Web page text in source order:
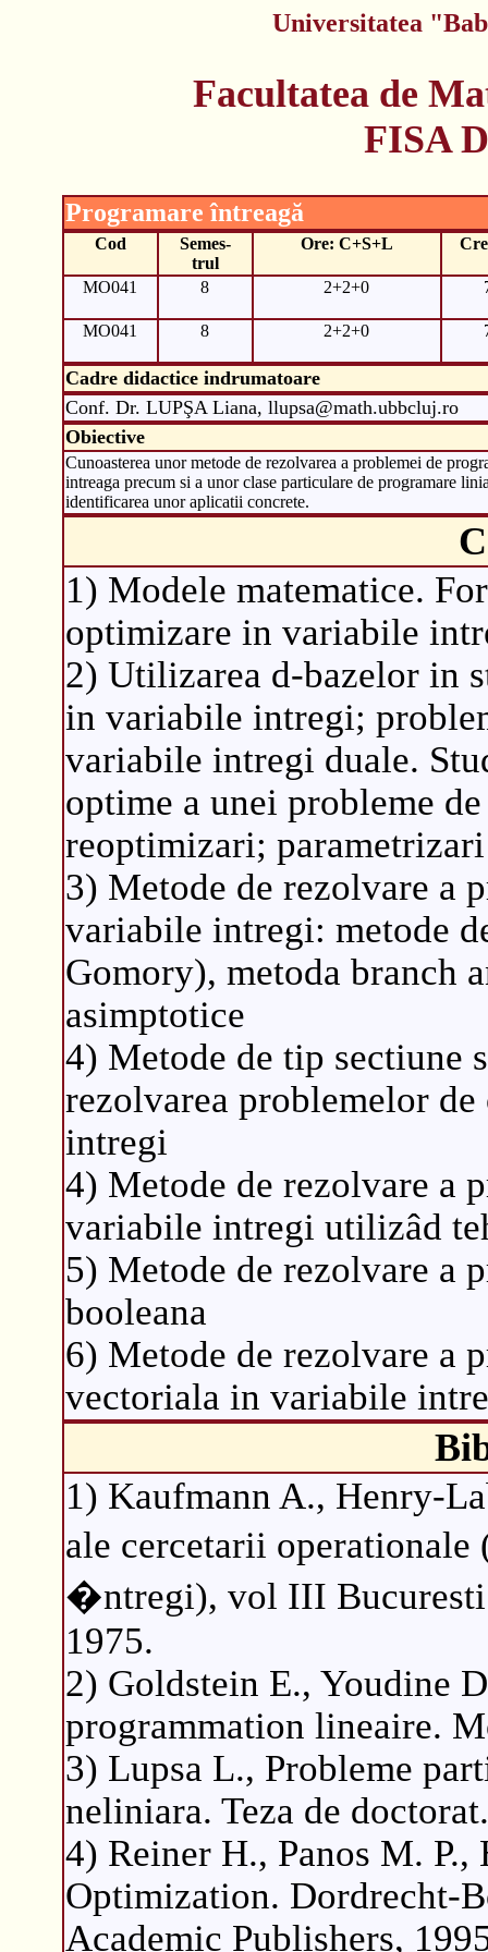
Universitatea
Facultatea de
FISA
Programare întreagă
Cod
Semes-
trul
Ore: C+S+L
MO041 8 2+2+0
MO041 8 2+2+0
Cadre didactice indrumatoare
Conf. Dr. LUPŞA Liana, llupsa@math.ubbcluj.ro
Obiective
Cunoasterea unor metode de rezolvarea a problemei de
intreaga precum si a unor clase particulare de programare
identificarea unor aplicatii concrete.
1) Modele matematice.
optimizare in variabile
2) Utilizarea d-bazelor in
in variabile intregi;
variabile intregi duale.
optime a unei probleme
reoptimizari; parametrizari
3) Metode de rezolvare a
variabile intregi: metode
Gomory), metoda branch
asimptotice
4) Metode de tip sectiune
rezolvarea problemelor
intregi
4) Metode de rezolvare a
variabile intregi utilizâd
5) Metode de rezolvare a
booleana
6) Metode de rezolvare a
vectoriala in variabile
1) Kaufmann A., Henry-
ale cercetarii
�ntregi), vol III
1975.
2) Goldstein E., Youdine
programmation lineaire.
3) Lupsa L., Probleme
neliniara. Teza de
4) Reiner H., Panos M.
Optimization. Dordrecht-
Academic Publishers,